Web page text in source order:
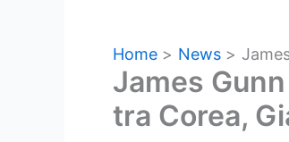
Home News
James
tra Corea,